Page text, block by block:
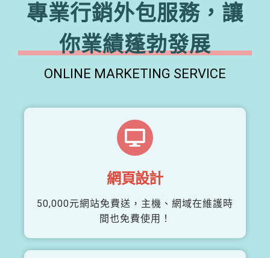
專業行銷外包服務，讓
你業績蓬勃發展
ONLINE MARKETING SERVICE
網頁設計
50,000元網站免費送，主機、網域在維護時
間也免費使用！